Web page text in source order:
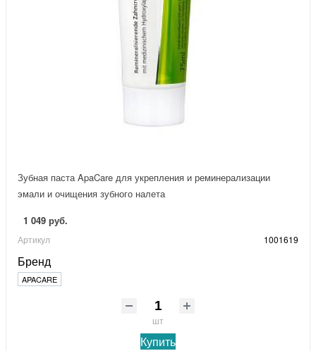
Зубная паста ApaCare для укрепления и реминерализации
эмали и очищения зубного налета
1 049 руб.
Артикул 1001619
Бренд
APACARE
шт
Купить